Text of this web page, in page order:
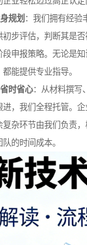
规划 ：我们拥有经验
初步评估，判断其是
段申报策略。无论是
能提供专业指导。
时省心：从材料撰写
进，我们全程托管。
复杂环节由我们负责
的时间成本。